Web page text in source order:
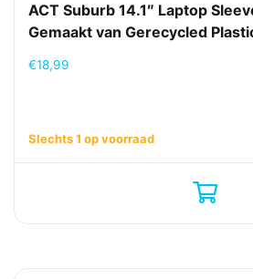
ACT Suburb 14.1″ Laptop
Gemaakt van Gerecycled
€18,99
Slechts 1 op voorraad